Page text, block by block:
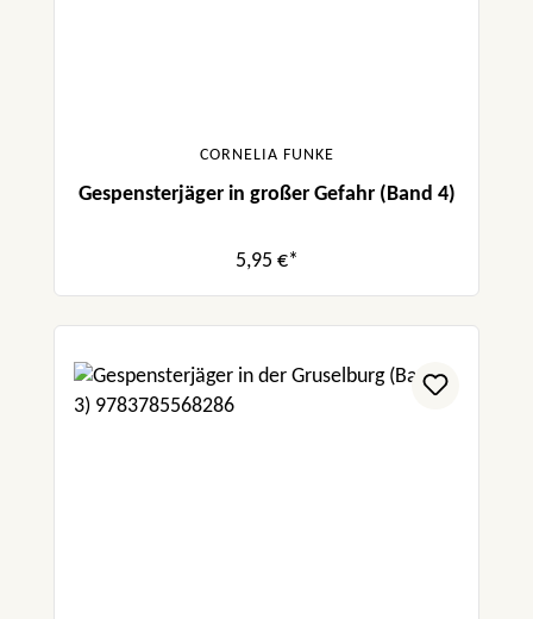
CORNELIA FUNKE
Gespensterjäger in großer Gefahr (Band 4)
5,95 €*